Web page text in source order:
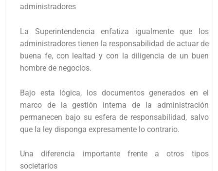
administradores
La Superintendencia enfatiza igualmente que los
administradores tienen la responsabilidad de actuar de
buena fe, con lealtad y con la diligencia de un buen
hombre de negocios.
Bajo esta lógica, los documentos generados en el
marco de la gestión interna de la administración
permanecen bajo su esfera de responsabilidad, salvo
que la ley disponga expresamente lo contrario.
Una diferencia importante frente a otros tipos
societarios